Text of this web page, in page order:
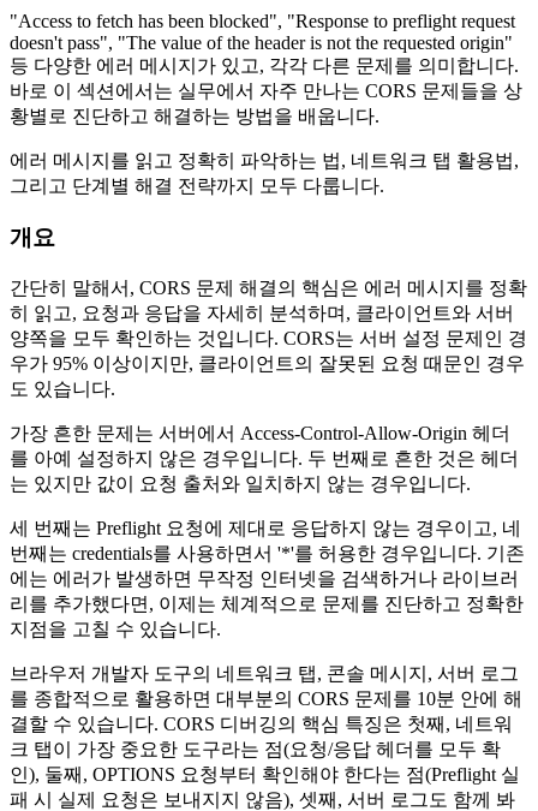
"Access to fetch has been blocked", "Response to preflight request
doesn't pass", "The value of the header is not the requested origin"
등 다양한 에러 메시지가 있고, 각각 다른 문제를 의미합니다.
바로 이 섹션에서는 실무에서 자주 만나는 CORS 문제들을 상
황별로 진단하고 해결하는 방법을 배웁니다.
에러 메시지를 읽고 정확히 파악하는 법, 네트워크 탭 활용법,
그리고 단계별 해결 전략까지 모두 다룹니다.
개요
간단히 말해서, CORS 문제 해결의 핵심은 에러 메시지를 정확
히 읽고, 요청과 응답을 자세히 분석하며, 클라이언트와 서버
양쪽을 모두 확인하는 것입니다. CORS는 서버 설정 문제인 경
우가 95% 이상이지만, 클라이언트의 잘못된 요청 때문인 경우
도 있습니다.
가장 흔한 문제는 서버에서 Access-Control-Allow-Origin 헤더
를 아예 설정하지 않은 경우입니다. 두 번째로 흔한 것은 헤더
는 있지만 값이 요청 출처와 일치하지 않는 경우입니다.
세 번째는 Preflight 요청에 제대로 응답하지 않는 경우이고, 네
번째는 credentials를 사용하면서 '*'를 허용한 경우입니다. 기존
에는 에러가 발생하면 무작정 인터넷을 검색하거나 라이브러
리를 추가했다면, 이제는 체계적으로 문제를 진단하고 정확한
지점을 고칠 수 있습니다.
브라우저 개발자 도구의 네트워크 탭, 콘솔 메시지, 서버 로그
를 종합적으로 활용하면 대부분의 CORS 문제를 10분 안에 해
결할 수 있습니다. CORS 디버깅의 핵심 특징은 첫째, 네트워
크 탭이 가장 중요한 도구라는 점(요청/응답 헤더를 모두 확
인), 둘째, OPTIONS 요청부터 확인해야 한다는 점(Preflight 실
패 시 실제 요청은 보내지지 않음), 셋째, 서버 로그도 함께 봐